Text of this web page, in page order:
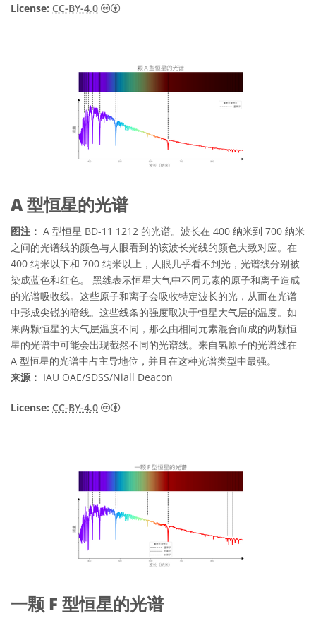
License: CC-BY-4.0 知识共享许可协议 署名 4.0 国际 (CC BY
A 型恒星的光谱
图注： A 型恒星 BD-11 1212 的光谱。波长在 400 纳米到 700 纳米
之间的光谱线的颜色与人眼看到的该波长光线的颜色大致对应。在
400 纳米以下和 700 纳米以上，人眼几乎看不到光，光谱线分别被
染成蓝色和红色。 黑线表示恒星大气中不同元素的原子和离子造成
的光谱吸收线。这些原子和离子会吸收特定波长的光，从而在光谱
中形成尖锐的暗线。这些线条的强度取决于恒星大气层的温度。如
果两颗恒星的大气层温度不同，那么由相同元素混合而成的两颗恒
星的光谱中可能会出现截然不同的光谱线。来自氢原子的光谱线在
A 型恒星的光谱中占主导地位，并且在这种光谱类型中最强。
来源： IAU OAE/SDSS/Niall Deacon
License: CC-BY-4.0 知识共享许可协议 署名 4.0 国际 (CC BY
一颗 F 型恒星的光谱